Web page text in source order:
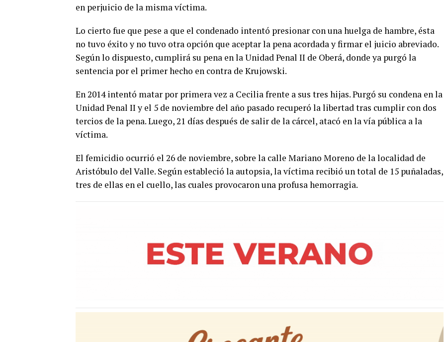
en perjuicio de la misma víctima.
Lo cierto fue que pese a que el condenado intentó presionar con una huelga de hambre, ésta
no tuvo éxito y no tuvo otra opción que aceptar la pena acordada y firmar el juicio abreviado.
Según lo dispuesto, cumplirá su pena en la Unidad Penal II de Oberá, donde ya purgó la
sentencia por el primer hecho en contra de Krujowski.
En 2014 intentó matar por primera vez a Cecilia frente a sus tres hijas. Purgó su condena en la
Unidad Penal II y el 5 de noviembre del año pasado recuperó la libertad tras cumplir con dos
tercios de la pena. Luego, 21 días después de salir de la cárcel, atacó en la vía pública a la
víctima.
El femicidio ocurrió el 26 de noviembre, sobre la calle Mariano Moreno de la localidad de
Aristóbulo del Valle. Según estableció la autopsia, la víctima recibió un total de 15 puñaladas,
tres de ellas en el cuello, las cuales provocaron una profusa hemorragia.